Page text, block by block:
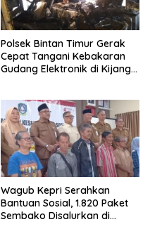
Polsek Bintan Timur Gerak
Cepat Tangani Kebakaran
Gudang Elektronik di Kijang
Wagub Kepri Serahkan
Bantuan Sosial, 1.820 Paket
Sembako Disalurkan di